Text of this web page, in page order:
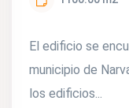
El edificio se
municipio de
los edificios...